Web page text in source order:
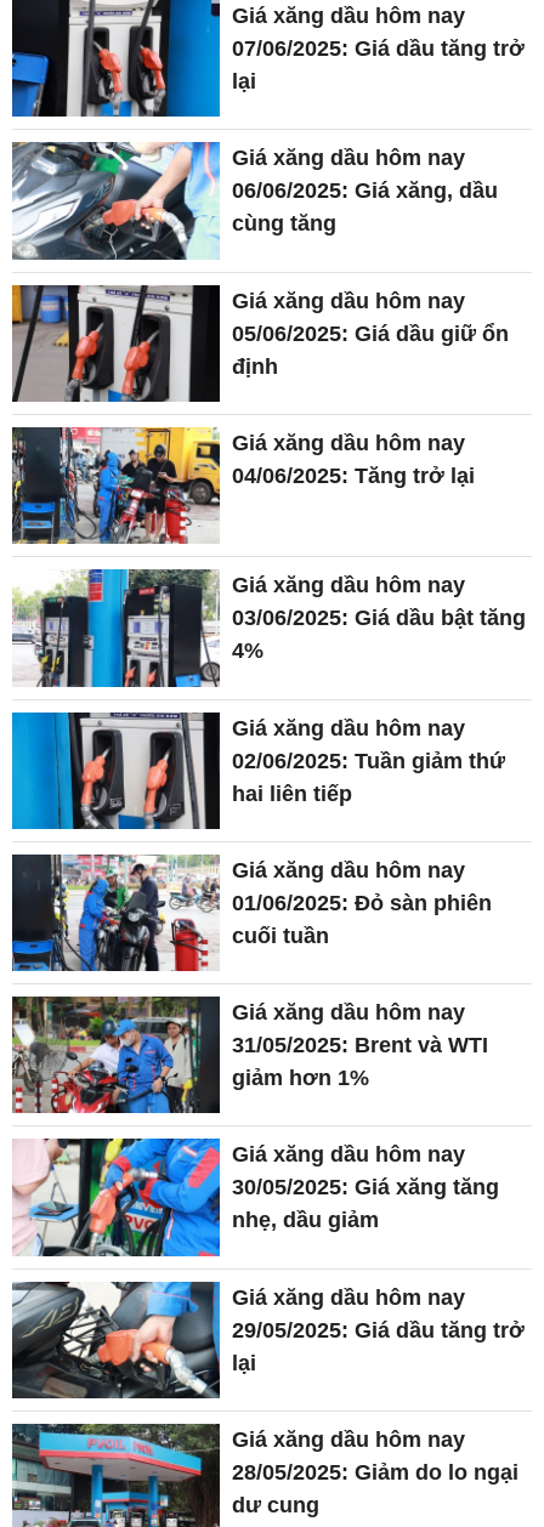
Giá xăng dầu hôm nay
07/06/2025: Giá dầu tăng trở
lại
Giá xăng dầu hôm nay
06/06/2025: Giá xăng, dầu
cùng tăng
Giá xăng dầu hôm nay
05/06/2025: Giá dầu giữ ổn
định
Giá xăng dầu hôm nay
04/06/2025: Tăng trở lại
Giá xăng dầu hôm nay
03/06/2025: Giá dầu bật tăng
4%
Giá xăng dầu hôm nay
02/06/2025: Tuần giảm thứ
hai liên tiếp
Giá xăng dầu hôm nay
01/06/2025: Đỏ sàn phiên
cuối tuần
Giá xăng dầu hôm nay
31/05/2025: Brent và WTI
giảm hơn 1%
Giá xăng dầu hôm nay
30/05/2025: Giá xăng tăng
nhẹ, dầu giảm
Giá xăng dầu hôm nay
29/05/2025: Giá dầu tăng trở
lại
Giá xăng dầu hôm nay
28/05/2025: Giảm do lo ngại
dư cung